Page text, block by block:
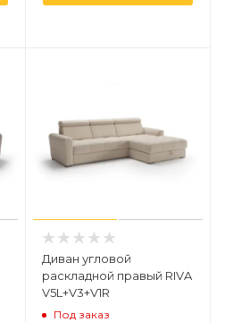
Диван угловой
раскладной правый RIVA
V5L+V3+V1R
Под заказ